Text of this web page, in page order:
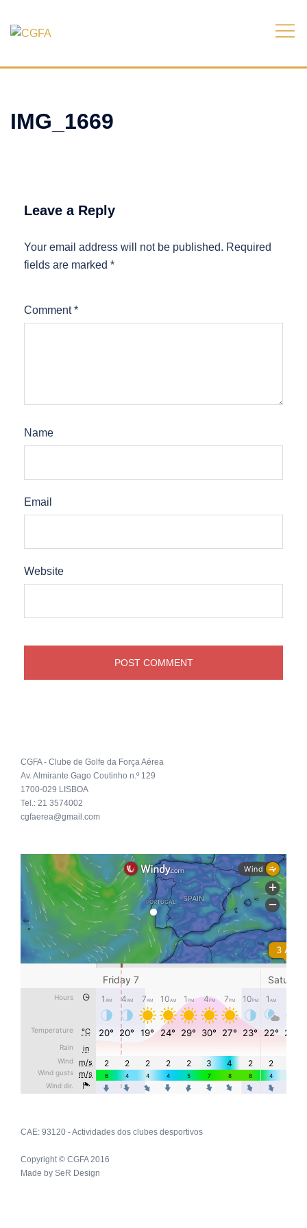
IMG_1669
Leave a Reply
Your email address will not be published. Required
fields are marked *
Comment*
Name
Email
Website
CGFA - Clube de Golfe da Força Aérea
Av. Almirante Gago Coutinho n.º 129
1700-029 LISBOA
Tel.: 21 3574002
cgfaerea@gmail.com
CAE: 93120 - Actividades dos clubes desportivos
Copyright © CGFA 2016
Made by SeR Design